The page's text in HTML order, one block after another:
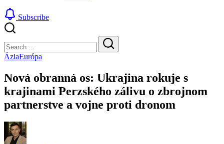
Subscribe
Search
Search
ÁziaEurópa
Nová obranná os: Ukrajina rokuje s
krajinami Perzského zálivu o zbrojnom
partnerstve a vojne proti dronom